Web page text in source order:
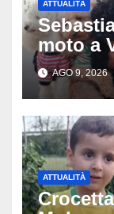
ATTUALITÀ
moto a
due
AGO 9, 2026
ATTUALITÀ